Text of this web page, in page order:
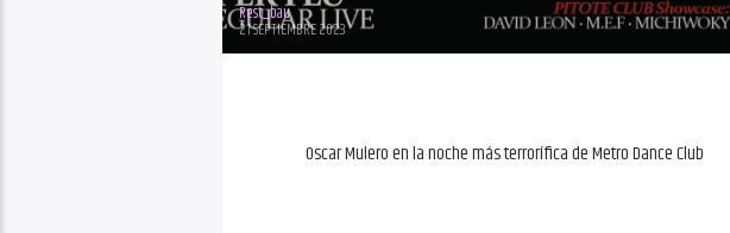
Rest_bau
21 SEPTIEMBRE 2023
Oscar Mulero en la noche más terrorífica de Metro Dance Club